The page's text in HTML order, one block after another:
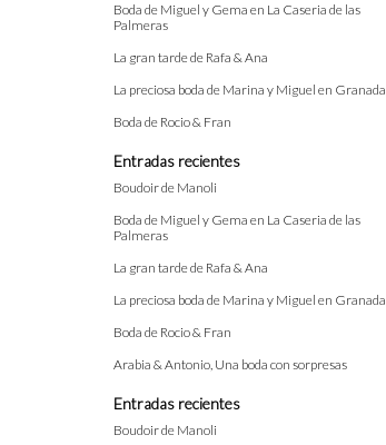
Boda de Miguel y Gema en La Caseria de las
Palmeras
La gran tarde de Rafa & Ana
La preciosa boda de Marina y Miguel en Granada
Boda de Rocio & Fran
Entradas recientes
Boudoir de Manoli
Boda de Miguel y Gema en La Caseria de las
Palmeras
La gran tarde de Rafa & Ana
La preciosa boda de Marina y Miguel en Granada
Boda de Rocio & Fran
Arabia & Antonio, Una boda con sorpresas
Entradas recientes
Boudoir de Manoli